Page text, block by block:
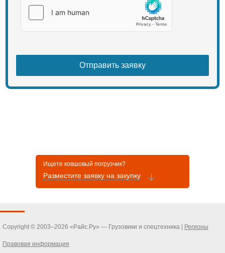
Ищете ковшовый погрузчик?
Разместите заявку на закупку
Copyright © 2003–2026 «Райс.Ру» — Грузовики и спецтехника | Регионы
Правовая информация